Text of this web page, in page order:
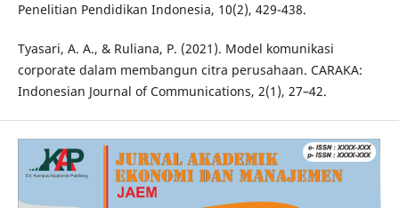
Penelitian Pendidikan Indonesia, 10(2), 429-438.
Tyasari, A. A., & Ruliana, P. (2021). Model komunikasi
corporate dalam membangun citra perusahaan. CARAKA:
Indonesian Journal of Communications, 2(1), 27–42.